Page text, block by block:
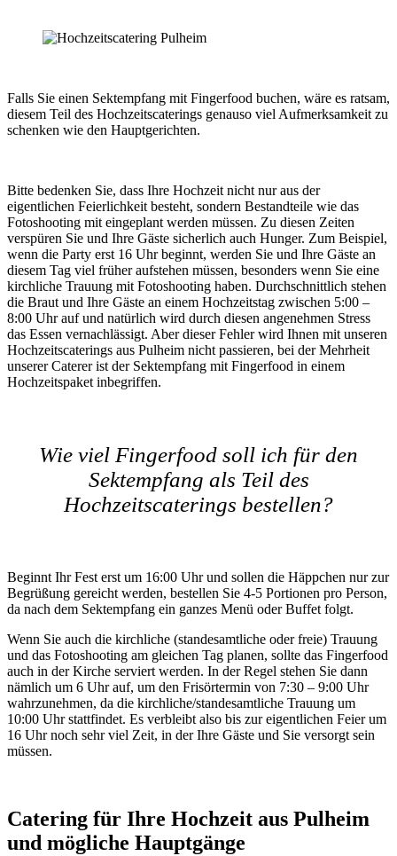
Falls Sie einen Sektempfang mit Fingerfood buchen, wäre es ratsam,
diesem Teil des Hochzeitscaterings genauso viel Aufmerksamkeit zu
schenken wie den Hauptgerichten.
Bitte bedenken Sie, dass Ihre Hochzeit nicht nur aus der
eigentlichen Feierlichkeit besteht, sondern Bestandteile wie das
Fotoshooting mit eingeplant werden müssen. Zu diesen Zeiten
verspüren Sie und Ihre Gäste sicherlich auch Hunger. Zum Beispiel,
wenn die Party erst 16 Uhr beginnt, werden Sie und Ihre Gäste an
diesem Tag viel früher aufstehen müssen, besonders wenn Sie eine
kirchliche Trauung mit Fotoshooting haben. Durchschnittlich stehen
die Braut und Ihre Gäste an einem Hochzeitstag zwischen 5:00 –
8:00 Uhr auf und natürlich wird durch diesen angenehmen Stress
das Essen vernachlässigt. Aber dieser Fehler wird Ihnen mit unseren
Hochzeitscaterings aus Pulheim nicht passieren, bei der Mehrheit
unserer Caterer ist der Sektempfang mit Fingerfood in einem
Hochzeitspaket inbegriffen.
Wie viel Fingerfood soll ich für den
Sektempfang als Teil des
Hochzeitscaterings bestellen?
Beginnt Ihr Fest erst um 16:00 Uhr und sollen die Häppchen nur zur
Begrüßung gereicht werden, bestellen Sie 4-5 Portionen pro Person,
da nach dem Sektempfang ein ganzes Menü oder Buffet folgt.
Wenn Sie auch die kirchliche (standesamtliche oder freie) Trauung
und das Fotoshooting am gleichen Tag planen, sollte das Fingerfood
auch in der Kirche serviert werden. In der Regel stehen Sie dann
nämlich um 6 Uhr auf, um den Frisörtermin von 7:30 – 9:00 Uhr
wahrzunehmen, da die kirchliche/standesamtliche Trauung um
10:00 Uhr stattfindet. Es verbleibt also bis zur eigentlichen Feier um
16 Uhr noch sehr viel Zeit, in der Ihre Gäste und Sie versorgt sein
müssen.
Catering für Ihre Hochzeit aus Pulheim
und mögliche Hauptgänge